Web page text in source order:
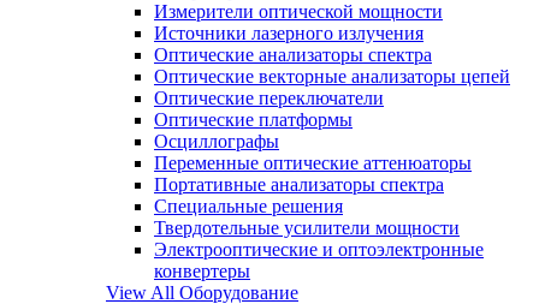
Измерители оптической мощности
Источники лазерного излучения
Оптические анализаторы спектра
Оптические векторные анализаторы цепей
Оптические переключатели
Оптические платформы
Осциллографы
Переменные оптические аттенюаторы
Портативные анализаторы спектра
Специальные решения
Твердотельные усилители мощности
Электрооптические и оптоэлектронные
конвертеры
View All Оборудование